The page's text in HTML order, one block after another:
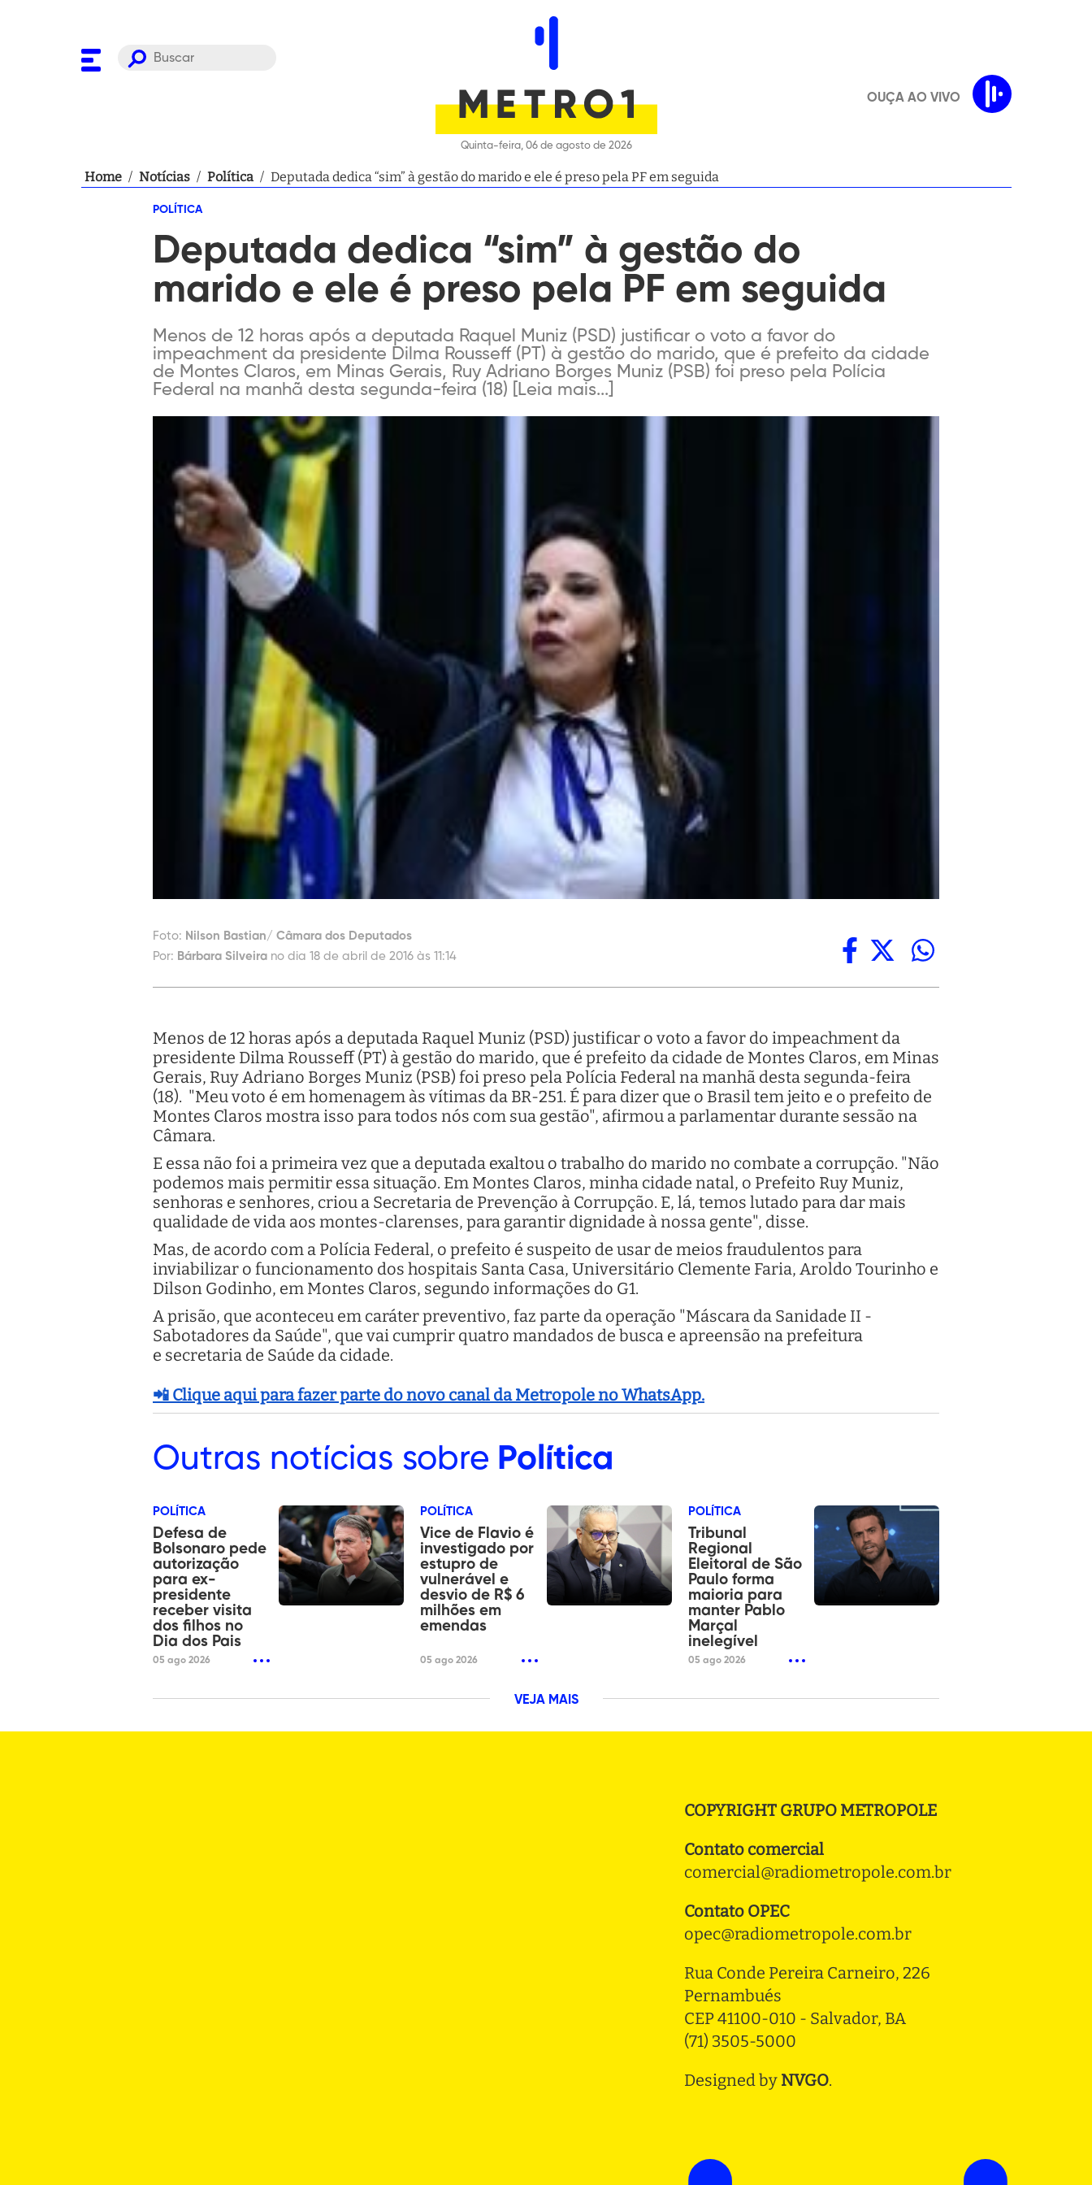
Quinta-feira, 06 de agosto de 2026
OUÇA AO VIVO
Home / Notícias / Política / Deputada dedica “sim” à gestão do marido e ele é preso pela PF em seguida
POLÍTICA
Deputada dedica “sim” à gestão do
marido e ele é preso pela PF em seguida
Menos de 12 horas após a deputada Raquel Muniz (PSD) justificar o voto a favor do
impeachment da presidente Dilma Rousseff (PT) à gestão do marido, que é prefeito da cidade
de Montes Claros, em Minas Gerais, Ruy Adriano Borges Muniz (PSB) foi preso pela Polícia
Federal na manhã desta segunda-feira (18) [Leia mais...]
Foto: Nilson Bastian/ Câmara dos Deputados
Por: Bárbara Silveira no dia 18 de abril de 2016 às 11:14
Menos de 12 horas após a deputada Raquel Muniz (PSD) justificar o voto a favor do impeachment da
presidente Dilma Rousseff (PT) à gestão do marido, que é prefeito da cidade de Montes Claros, em Minas
Gerais, Ruy Adriano Borges Muniz (PSB) foi preso pela Polícia Federal na manhã desta segunda-feira
(18). "Meu voto é em homenagem às vítimas da BR-­251. É para dizer que o Brasil tem jeito e o prefeito de
Montes Claros mostra isso para todos nós com sua gestão", afirmou a parlamentar durante sessão na
Câmara.
E essa não foi a primeira vez que a deputada exaltou o trabalho do marido no combate a corrupção. "Não
podemos mais permitir essa situação. Em Montes Claros, minha cidade natal, o Prefeito Ruy Muniz,
senhoras e senhores, criou a Secretaria de Prevenção à Corrupção. E, lá, temos lutado para dar mais
qualidade de vida aos montes-clarenses, para garantir dignidade à nossa gente", disse.
Mas, de acordo com a Polícia Federal, o prefeito é suspeito de usar de meios fraudulentos para
inviabilizar o funcionamento dos hospitais Santa Casa, Universitário Clemente Faria, Aroldo Tourinho e
Dilson Godinho, em Montes Claros, segundo informações do G1.
A prisão, que aconteceu em caráter preventivo, faz parte da operação "Máscara da Sanidade II -
Sabotadores da Saúde", que vai cumprir quatro mandados de busca e apreensão na prefeitura
e secretaria de Saúde da cidade.
📲 Clique aqui para fazer parte do novo canal da Metropole no WhatsApp.
Outras notícias sobre Política
POLÍTICA
Defesa de
Bolsonaro pede
autorização
para ex-
presidente
receber visita
dos filhos no
Dia dos Pais
05 ago 2026
POLÍTICA
Vice de Flavio é
investigado por
estupro de
vulnerável e
desvio de R$ 6
milhões em
emendas
05 ago 2026
POLÍTICA
Tribunal
Regional
Eleitoral de São
Paulo forma
maioria para
manter Pablo
Marçal
inelegível
05 ago 2026
VEJA MAIS
COPYRIGHT GRUPO METROPOLE
Contato comercial
comercial@radiometropole.com.br
Contato OPEC
opec@radiometropole.com.br
Rua Conde Pereira Carneiro, 226
Pernambués
CEP 41100-010 - Salvador, BA
(71) 3505-5000
Designed by NVGO.